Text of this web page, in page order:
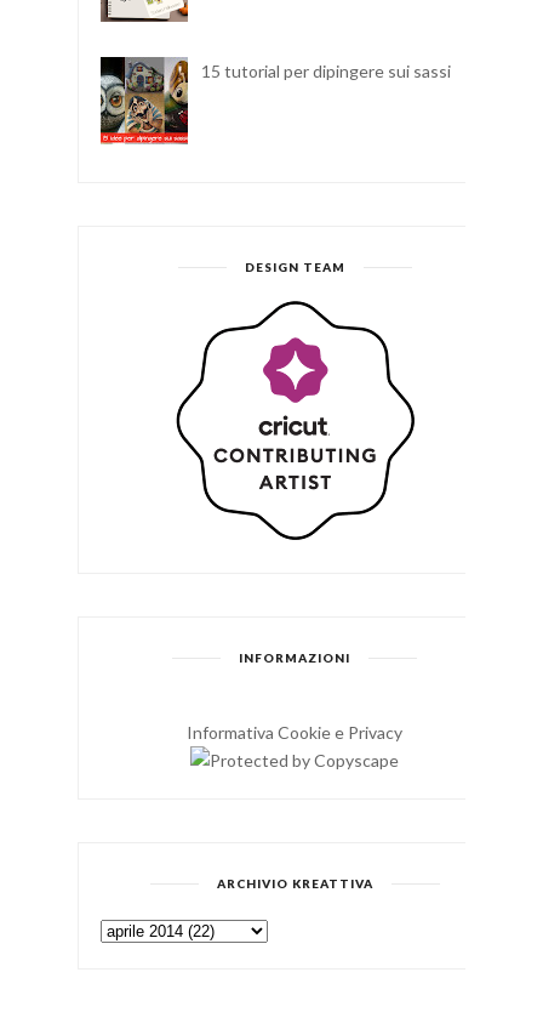
15 tutorial per dipingere sui sassi
DESIGN TEAM
INFORMAZIONI
Informativa Cookie e Privacy
ARCHIVIO KREATTIVA